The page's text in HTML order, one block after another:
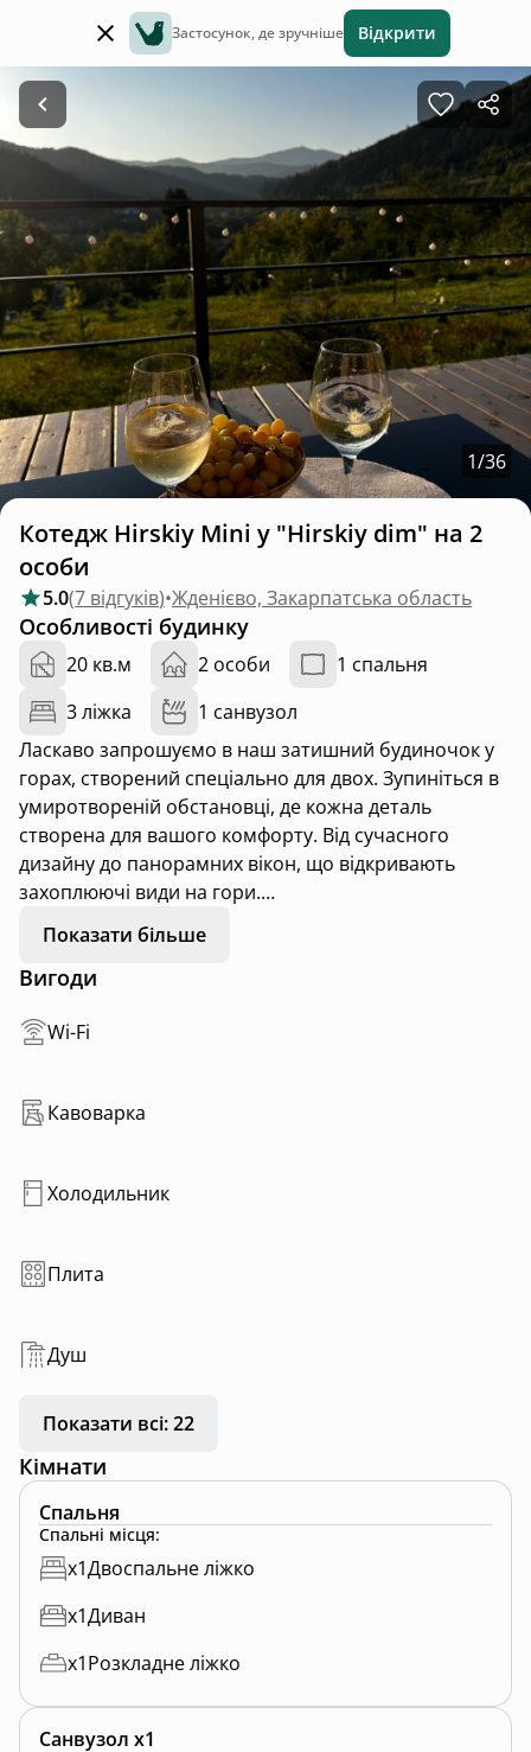
Застосунок, де зручніше Відкрити
1/36
Котедж Hirskiy Mini у "Hirskiy dim" на 2
особи
5.0(7 відгуків)•Жденієво, Закарпатська область
Особливості будинку
20 кв.м 2 особи
1 спальня
3 ліжка
1 санвузол
Ласкаво запрошуємо в наш затишний будиночок у
горах, створений спеціально для двох. Зупиніться в
умиротвореній обстановці, де кожна деталь
створена для вашого комфорту. Від сучасного
дизайну до панорамних вікон, що відкривають
захоплюючі види на гори.
Нехай ваш відпочинок буде неповторним, а наш
будиночок - пристановищем для вашого спокою і
романтичної подорожі в гори.
Показати більше
Вигоди
Wi-Fi
Кавоварка
Холодильник
Плита
Душ
Показати всі: 22
Кімнати
Спальня
Спальні місця:
x1Двоспальне ліжко
x1Диван
x1Розкладне ліжко
Санвузол x1